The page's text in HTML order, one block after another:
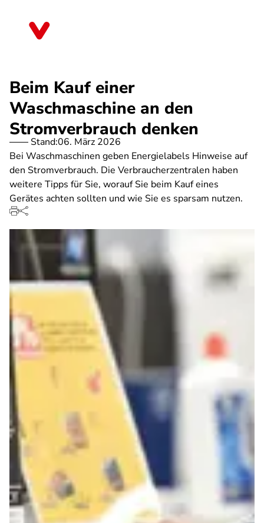
Beim Kauf einer
Waschmaschine an den
Stromverbrauch denken
Stand:06. März 2026
Bei Waschmaschinen geben Energielabels Hinweise auf
den Stromverbrauch. Die Verbraucherzentralen haben
weitere Tipps für Sie, worauf Sie beim Kauf eines
Gerätes achten sollten und wie Sie es sparsam nutzen.